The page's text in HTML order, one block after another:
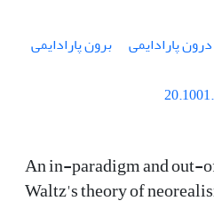
درون پارادایمی
برون پارادایمی
An in-paradigm and
Waltz's theory of